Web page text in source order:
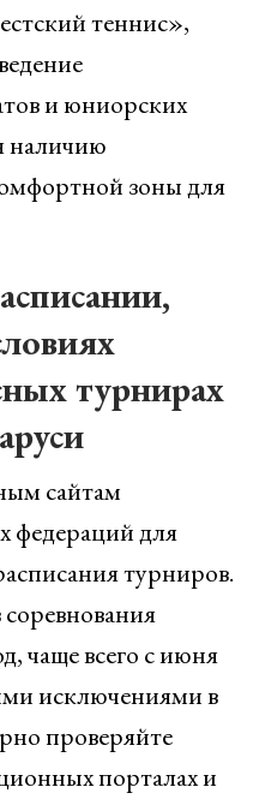
теннис»,
и юниорских
наличию
зоны для
турнирах
сайтам
федераций для
турниров.
чаще всего с июня
исключениями в
проверяйте
порталах и